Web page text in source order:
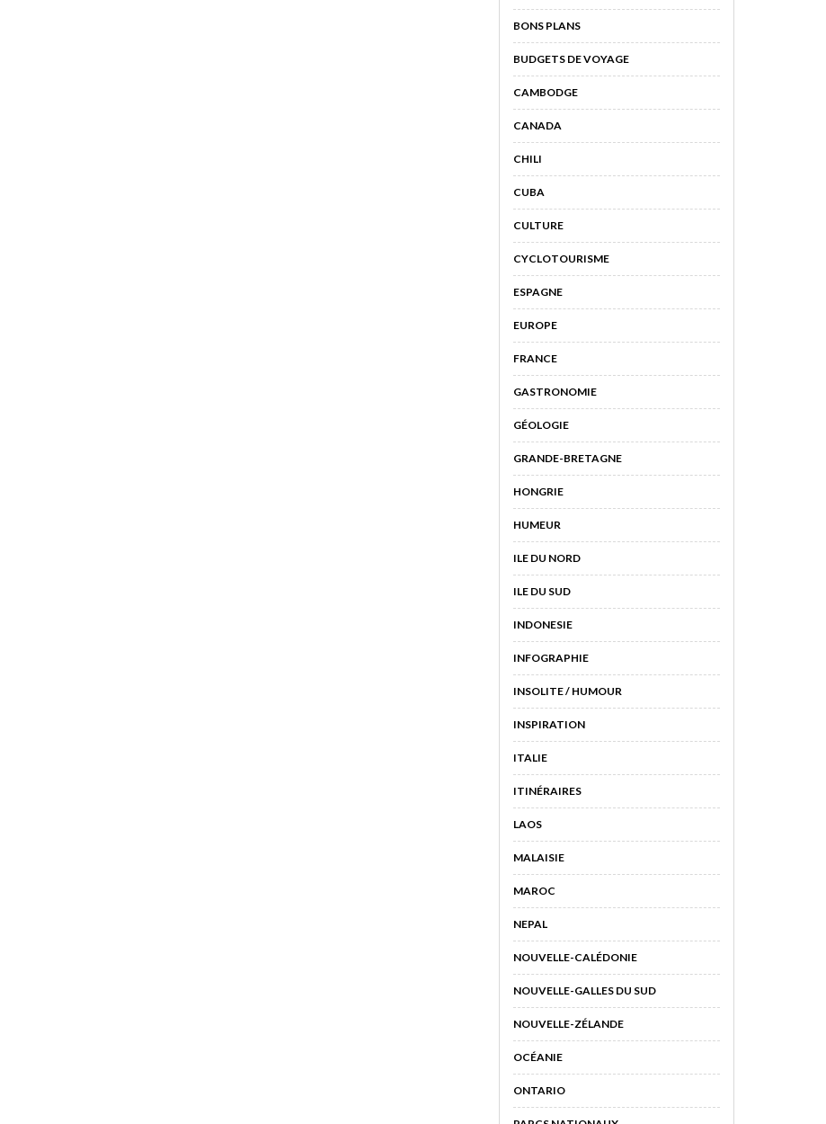
BONS PLANS
BUDGETS DE VOYAGE
CAMBODGE
CANADA
CHILI
CUBA
CULTURE
CYCLOTOURISME
ESPAGNE
EUROPE
FRANCE
GASTRONOMIE
GÉOLOGIE
GRANDE-BRETAGNE
HONGRIE
HUMEUR
ILE DU NORD
ILE DU SUD
INDONESIE
INFOGRAPHIE
INSOLITE / HUMOUR
INSPIRATION
ITALIE
ITINÉRAIRES
LAOS
MALAISIE
MAROC
NEPAL
NOUVELLE-CALÉDONIE
NOUVELLE-GALLES DU SUD
NOUVELLE-ZÉLANDE
OCÉANIE
ONTARIO